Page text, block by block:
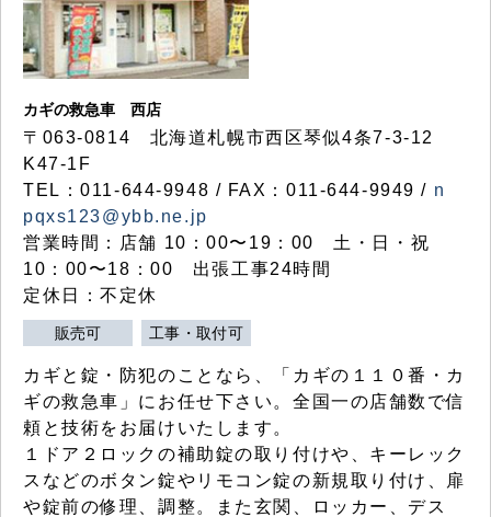
カギの救急車 西店
〒063-0814 北海道札幌市西区琴似4条7-3-12
K47-1F
TEL：011-644-9948 / FAX：011-644-9949 / n
pqxs123@ybb.ne.jp
営業時間：店舗 10：00〜19：00 土・日・祝
10：00〜18：00 出張工事24時間
定休日：不定休
販売可 工事・取付可
カギと錠・防犯のことなら、「カギの１１０番・カ
ギの救急車」にお任せ下さい。全国一の店舗数で信
頼と技術をお届けいたします。
１ドア２ロックの補助錠の取り付けや、キーレック
スなどのボタン錠やリモコン錠の新規取り付け、扉
や錠前の修理、調整。また玄関、ロッカー、デス